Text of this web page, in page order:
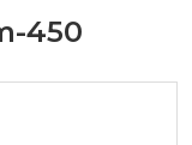
450